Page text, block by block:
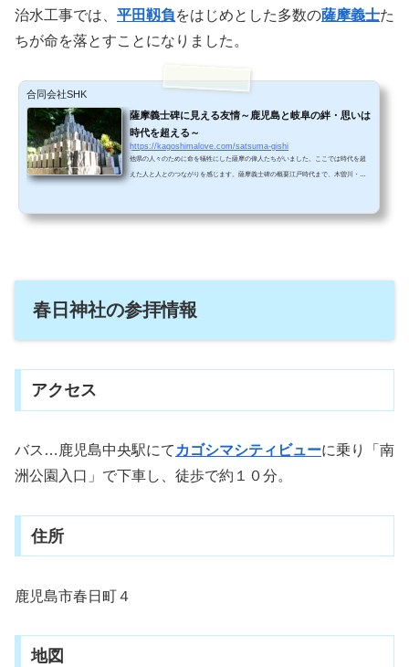
治水工事では、 平田靱負をはじめとした多数の薩摩義士た
ちが命を落とすことになりました。
合同会社SHK
薩摩義士碑に見える友情～鹿児島と岐阜の絆・思いは
時代を超える～
https://kagoshimalove.com/satsuma-gishi
他県の人々のために命を犠牲にした薩摩の偉人たちがいました。ここでは時代を超
えた人と人とのつながりを感じます。薩摩義士碑の概要江戸時代まで、木曽川・揖
春日神社の参拝情報
アクセス
バス…鹿児島中央駅にて カゴシマシティビューに乗り「南
洲公園入口」で下車し、徒歩で約１０分。
住所
鹿児島市春日町４
地図